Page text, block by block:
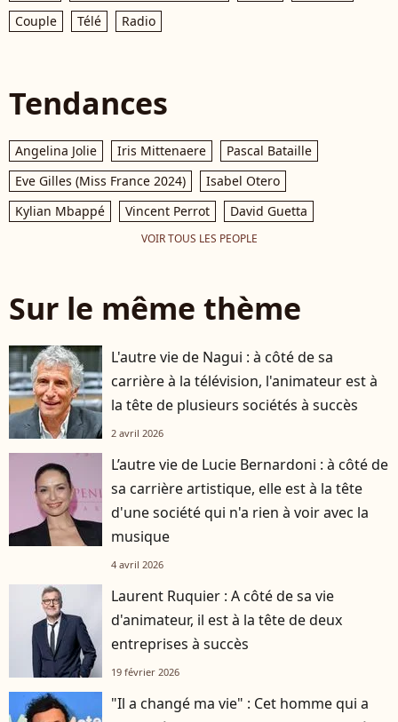
Couple
Télé Radio
Tendances
Angelina Jolie Iris Mittenaere
Pascal Bataille
Eve Gilles (Miss France 2024)
Isabel Otero
Kylian Mbappé
Vincent Perrot David Guetta
VOIR TOUS LES PEOPLE
Sur le même thème
L'autre vie de Nagui : à côté de sa
carrière à la télévision, l'animateur est à
la tête de plusieurs sociétés à succès
2 avril 2026
L’autre vie de Lucie Bernardoni : à côté de
sa carrière artistique, elle est à la tête
d'une société qui n'a rien à voir avec la
musique
4 avril 2026
Laurent Ruquier : A côté de sa vie
d'animateur, il est à la tête de deux
entreprises à succès
19 février 2026
"Il a changé ma vie" : Cet homme qui a